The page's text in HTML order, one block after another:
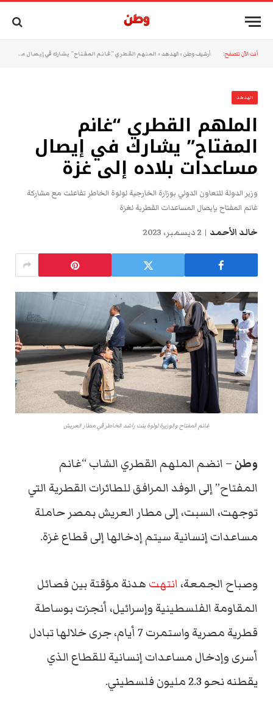
أنت الآن تتصفح: أرشيف وطن »الهدهد » الملهم القطري “غانم المفتاح” يشارك في إيصال مساعدات بلاده إلى غزة
الهدهد
الملهم القطري “غانم
المفتاح” يشارك في إيصال
مساعدات بلاده إلى غزة
وزير الدولة للتعاون الدولي بوزارة الخارجية لولوة الخاطر تفاعلت مع مشاركة
غانم المفتاح بإيصال المساعدات القطرية لغزة
خالد الأحمد 2 ديسمبر، 2023
غانم المفتاح والوزيرة لولوة بنت راشد الخاطر في مطار العريش
وطن – انضم الملهم القطري الشاب “غانم
المفتاح” إلى الوفد المرافق للطائرات القطرية التي
توجهت، السبت، إلى مطار العريش بمصر حاملة
مساعدات إنسانية سيتم إدخالها إلى قطاع غزة.
وصباح الجمعة،انتهتهدنة مؤقتة بين فصائل
المقاومة الفلسطينية وإسرائيل، أنجزت بوساطة
قطرية مصرية واستمرت 7 أيام، جرى خلالها تبادل
أسرى وإدخال مساعدات إنسانية للقطاع الذي
يقطنه نحو 2.3 مليون فلسطيني.